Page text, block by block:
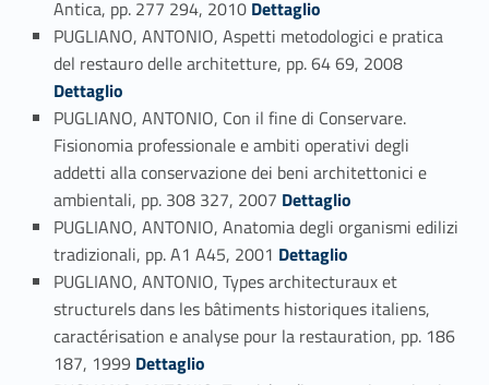
Antica, pp. 277 294, 2010 Dettaglio
PUGLIANO, ANTONIO, Aspetti metodologici e pratica
del restauro delle architetture, pp. 64 69, 2008Link identifier #identifier_person_45060-84
Dettaglio
PUGLIANO, ANTONIO, Con il fine di Conservare.
Fisionomia professionale e ambiti operativi degli
addetti alla conservazione dei beni architettonici e
ambientali, pp. 308 327, 2007 Link identifier #identifier_person_87642-85
Dettaglio
PUGLIANO, ANTONIO, Anatomia degli organismi edilizi
tradizionali, pp. A1 A45, 2001 Link identifier #identifier_person_100453-86
Dettaglio
PUGLIANO, ANTONIO, Types architecturaux et
structurels dans les bâtiments historiques italiens,
caractérisation e analyse pour la restauration, pp. 186
187, 1999 Link identifier #identifier_person_71589-87
Dettaglio